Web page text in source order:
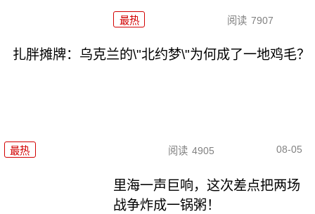
最热 阅读 7907
扎胖摊牌：乌克兰的\"北约梦\"为何成了一地鸡毛？
最热 阅读 4905 08-05
里海一声巨响，这次差点把两场
战争炸成一锅粥！